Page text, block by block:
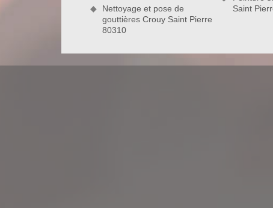
Les travaux d’hydrofuge de toiture :
Il est impératif d’avoir une toiture solide et
ainsi que les changements climatiques. Pour
Nettoyage et pose de
gouttières Crouy Saint Pierre
Saint